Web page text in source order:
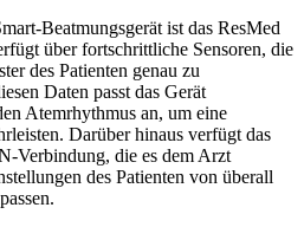
Beatmungsgerät ist das ResMed
über fortschrittliche Sensoren, die
des Patienten genau zu
Daten passt das Gerät
Atemrhythmus an, um eine
Darüber hinaus verfügt das
Verbindung, die es dem Arzt
des Patienten von überall